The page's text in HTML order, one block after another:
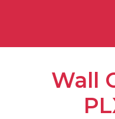
inhoudWall